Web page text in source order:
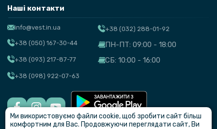
Наші контакти
info@vest.in.ua
+38 (050) 167-30-44
+38 (093) 217-87-77
+38 (098) 922-07-63
+38 (032) 288-01-92
ПН-ПТ: 09:00 - 18:00
СБ: 10:00 - 16:00
© VEST
Ми використовуємо файли cookie, щоб зробити сайт більш
комфортним для Вас. Продовжуючи переглядати сайт, Ви